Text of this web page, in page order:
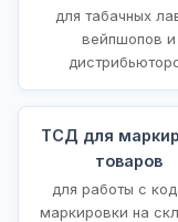
для табачных
вейпшопов и
ТСД для
товаров
для работы с
маркировки на